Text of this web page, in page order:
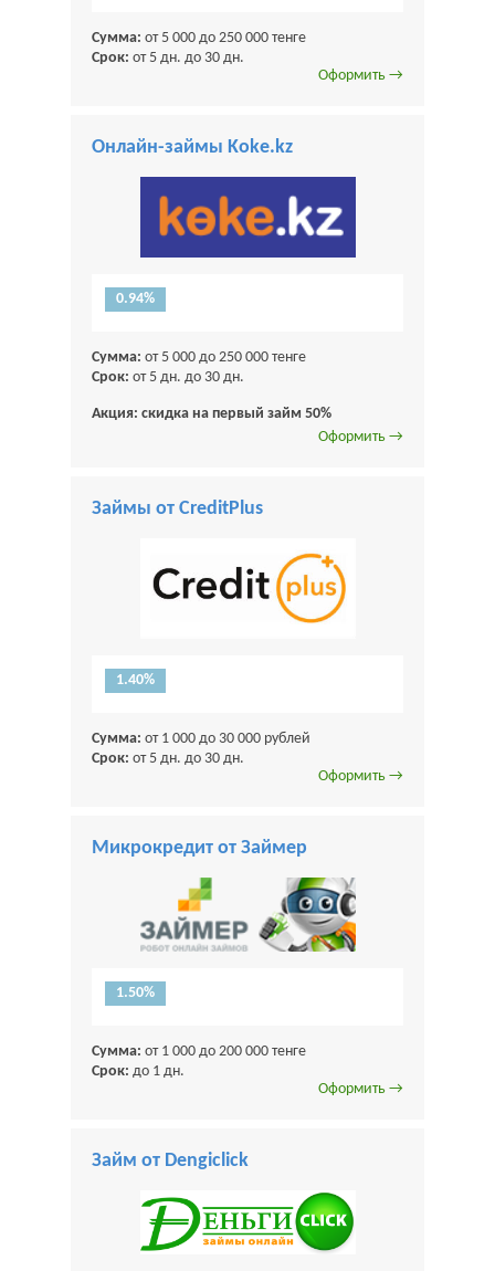
Сумма: от 5 000 до 250 000 тенге
Срок: от 5 дн. до 30 дн.
Оформить →
Онлайн-займы Koke.kz
0.94%
Сумма: от 5 000 до 250 000 тенге
Срок: от 5 дн. до 30 дн.
Акция: скидка на первый займ 50%
Оформить →
Займы от CreditPlus
1.40%
Сумма: от 1 000 до 30 000 рублей
Срок: от 5 дн. до 30 дн.
Оформить →
Микрокредит от Займер
1.50%
Сумма: от 1 000 до 200 000 тенге
Срок: до 1 дн.
Оформить →
Займ от Dengiclick